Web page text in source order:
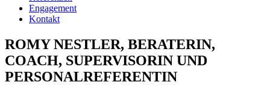
Engagement
Kontakt
ROMY NESTLER, BERATERIN,
COACH, SUPERVISORIN UND
PERSONALREFERENTIN